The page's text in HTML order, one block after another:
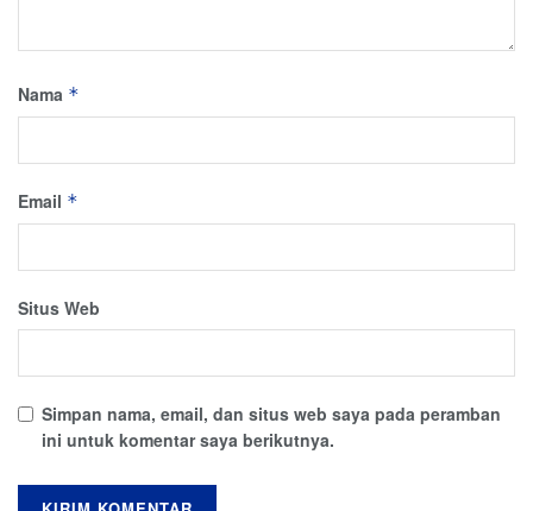
Nama *
Email *
Situs Web
Simpan nama, email, dan situs web saya pada peramban
ini untuk komentar saya berikutnya.